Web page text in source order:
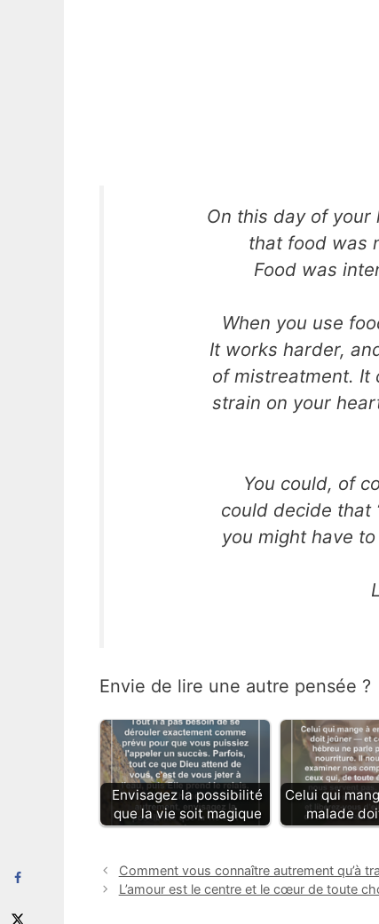
On this day of
that food was
Food was
When you use
It works harder,
of mistreatment. It
strain on your
You could, of
could decide that
you might have
Envie de lire une autre pensée ?
Envisagez la possibilité
que la vie soit magique
Celui qui
malade
Comment vous connaître autrement qu’à
L’amour est le centre et le cœur de toute